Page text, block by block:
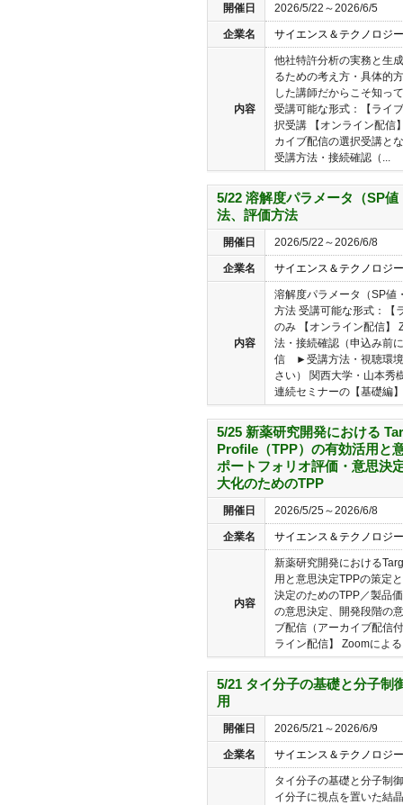
開催日 2026/5/22～2026/6/5
企業名 サイエンス＆テクノロジ
内容
他社特許分析の実務と生
るための考え方・具体的
した講師だからこそ知っ
受講可能な形式：【ライ
択受講 【オンライン配信
カイブ配信の選択受講
受講方法・接続確認（...
5/22 溶解度パラメータ（SP
法、評価方法
開催日 2026/5/22～2026/6/8
企業名 サイエンス＆テクノロジ
内容
溶解度パラメータ（SP値
方法 受講可能な形式：【
のみ 【オンライン配信】
法・接続確認（申込み前
信 ►受講方法・視聴環境
さい） 関西大学・山本秀
連続セミナーの【基礎編
5/25 新薬研究開発における
Profile（TPP）の有効活用と
ポートフォリオ評価・意思決
大化のためのTPP
開催日 2026/5/25～2026/6/8
企業名 サイエンス＆テクノロジ
内容
新薬研究開発における
用と意思決定TPPの策定
決定のためのTPP／製品
の意思決定、開発段階の
ブ配信（アーカイブ配信
ライン配信】 Zoomによ
5/21 タイ分子の基礎と分子制
用
開催日 2026/5/21～2026/6/9
企業名 サイエンス＆テクノロジ
タイ分子の基礎と分子制
イ分子に視点を置いた結